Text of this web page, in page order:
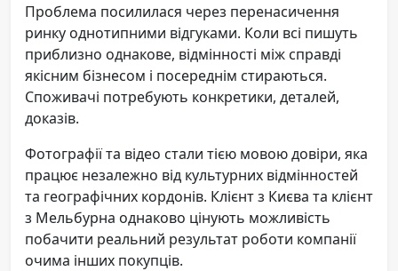
Проблема посилилася через перенасичення
ринку однотипними відгуками. Коли всі пишуть
приблизно однакове, відмінності між справді
якісним бізнесом і посереднім стираються.
Споживачі потребують конкретики, деталей,
доказів.
Фотографії та відео стали тією мовою довіри, яка
працює незалежно від культурних відмінностей
та географічних кордонів. Клієнт з Києва та клієнт
з Мельбурна однаково цінують можливість
побачити реальний результат роботи компанії
очима інших покупців.